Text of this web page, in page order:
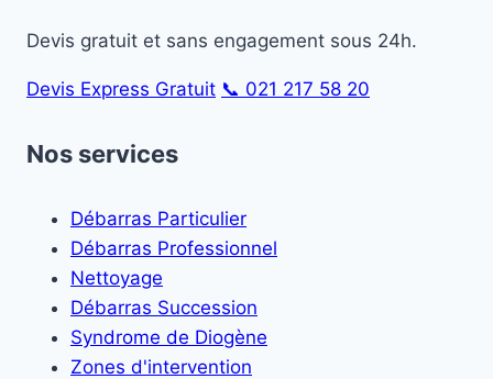
Devis gratuit et sans engagement sous 24h.
Devis Express Gratuit 📞 021 217 58 20
Nos services
Débarras Particulier
Débarras Professionnel
Nettoyage
Débarras Succession
Syndrome de Diogène
Zones d'intervention